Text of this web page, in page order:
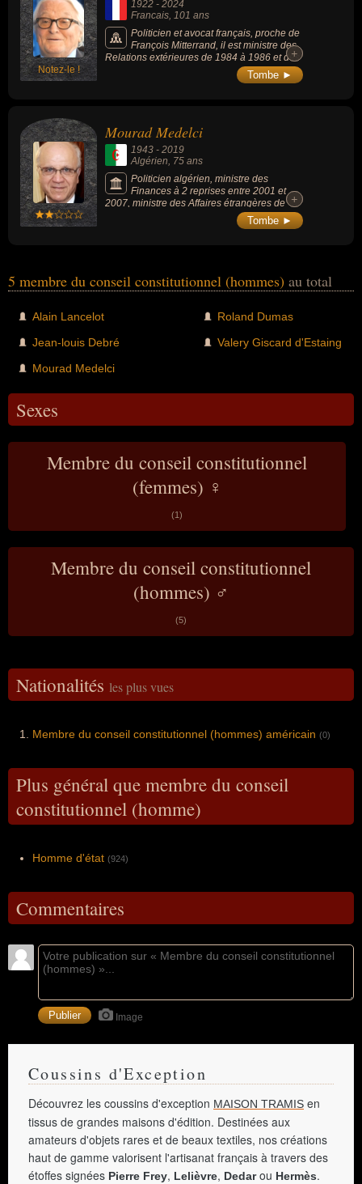
Notez-le !
1922 - 2024
Francais , 101 ans
Politicien et avocat français, proche de
François Mitterrand, il est ministre des
Relations extérieures de 1984 à 1986 et des
Affaires étrangères de 1988 à 1993 puis
président du Conseil constitutionnel de 1995
+
+
Tombe ►
Mourad Medelci
1943 - 2019
Algérien, 75 ans
Politicien algérien, ministre des
Finances à 2 reprises entre 2001 et
2007, ministre des Affaires étrangères de
2007 à 2013, il préside le Conseil
constitutionnel de 2013 à 2019, poste clé
quatrième mandat.
+
+
Tombe ►
5 membre du conseil constitutionnel (hommes) au total
Alain Lancelot
Jean-louis Debré
Mourad Medelci
Roland Dumas
Valery Giscard d'Estaing
Sexes
Membre du conseil constitutionnel
(femmes) ♀
(1)
Membre du conseil constitutionnel
(hommes) ♂
(5)
Nationalités les plus vues
Membre du conseil constitutionnel (hommes) américain (0)
Plus général que membre du conseil
constitutionnel (homme)
Homme d'état (924)
Commentaires
Image
Coussins d'Exception
Découvrez les coussins d'exception MAISON TRAMIS en
tissus de grandes maisons d'édition. Destinées aux
amateurs d'objets rares et de beaux textiles, nos créations
haut de gamme valorisent l'artisanat français à travers des
étoffes signées Pierre Frey, Lelièvre, Dedarou Hermès.